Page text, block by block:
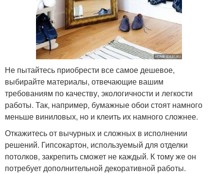
Не пытайтесь приобрести все самое дешевое,
выбирайте материалы, отвечающие вашим
требованиям по качеству, экологичности и легкости
работы. Так, например, бумажные обои стоят намного
меньше виниловых, но и клеить их намного сложнее.
Откажитесь от вычурных и сложных в исполнении
решений. Гипсокартон, используемый для отделки
потолков, закрепить сможет не каждый. К тому же он
потребует дополнительной декоративной работы.